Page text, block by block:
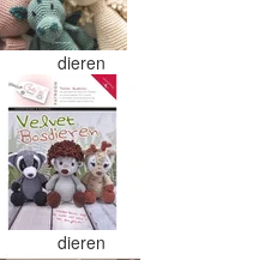
dieren
dieren